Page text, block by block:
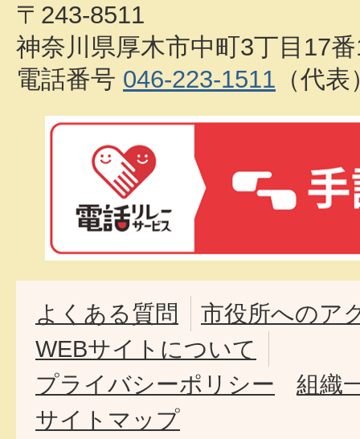
〒243-8511
神奈川県厚木市中町3丁目17
電話番号 046-223-1511 （代表
よくある質問
市役所へのア
WEBサイトについて
プライバシーポリシー
組織
サイトマップ